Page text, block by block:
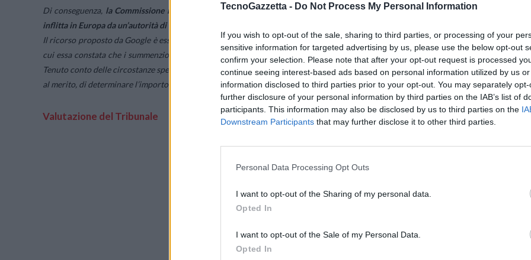
TecnoGazzetta - Do Not Process My Personal Information
If you wish to opt-out of the sale, sharing to third parties, or processing of your
sensitive information for targeted advertising by us, please use the below opt-out
confirm your selection. Please note that after your opt-out request is processed
continue seeing interest-based ads based on personal information utilized by us
information disclosed to third parties prior to your opt-out. You may separately
further disclosure of your personal information by third parties on the IAB’s list of
participants. This information may also be disclosed by us to third parties on the
Downstream Participants that may further disclose it to other third parties.
Personal Data Processing Opt Outs
I want to opt-out of the Sharing of my personal data.
Opted In
I want to opt-out of the Sale of my Personal Data.
Opted In
Di conseguenza, la Commissione ha inflitto a Google un’ammenda di circa EUR 4,343 miliardi, ossia l’ammenda più importante mai
inflitta in Europa da un’autorità di vigilanza sulla concorrenza.
Il ricorso proposto da Google è essenzialmente respinto dal Tribunale, il quale si limita ad annullare la decisione soltanto nella parte
cui essa constata che i summenzionati accordi di ripartizione del fatturato per portafoglio costituirebbero, di per se stessi, un abuso.
Tenuto conto delle circostanze specifiche del caso, il Tribunale giudica parimenti adeguato, in applicazione della sua competenza
al merito, di determinare l’importo dell’ammenda inflitta a Google come pari a EUR 4,125 miliardi.
Valutazione del Tribunale